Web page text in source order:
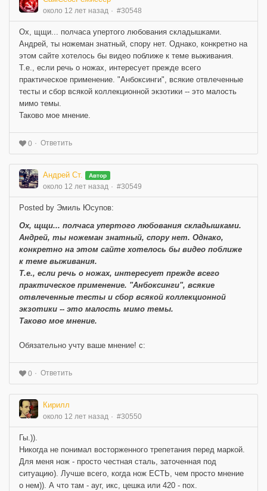
около 12 лет назад #30548
Ох, щщи... полчаса упертого любования складышками.
Андрей, ты ножеман знатный, спору нет. Однако, конкретно на
этом сайте хотелось бы видео поближе к теме выживания.
Т.е., если речь о ножах, интересует прежде всего
практическое применение. "Анбоксинги", всякие отвлеченные
тесты и сбор всякой коллекционной экзотики -- это малость
мимо темы.
Таково мое мнение.
0 Ответить
Андрей Ст. Автор
около 12 лет назад #30549
Posted by Эмиль Юсупов:
Ох, щщи... полчаса упертого любования складышками.
Андрей, ты ножеман знатный, спору нет. Однако,
конкретно на этом сайте хотелось бы видео поближе
к теме выживания.
Т.е., если речь о ножах, интересует прежде всего
практическое применение. "Анбоксинги", всякие
отвлеченные тесты и сбор всякой коллекционной
экзотики -- это малость мимо темы.
Таково мое мнение.
Обязательно учту ваше мнение! с:
0 Ответить
Кирилл
около 12 лет назад #30550
Гы.)).
Никогда не понимал восторженного трепетания перед маркой.
Для меня нож - просто честная сталь, заточенная под
ситуацию). Лучше всего, когда нож ЕСТЬ, чем просто мнение
о нем)). А что там - ауг, икс, цешка или 420 - пох.